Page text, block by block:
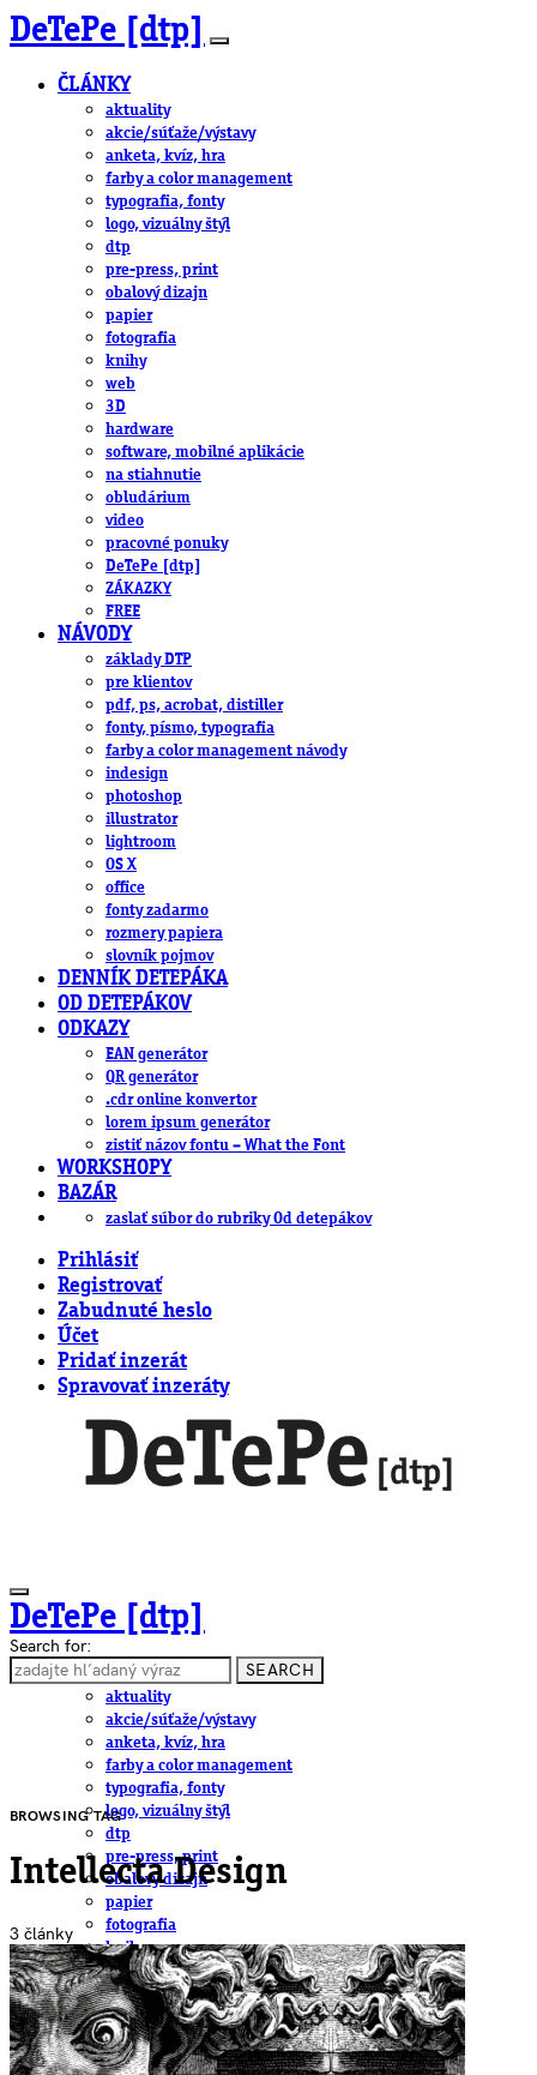
DeTePe [dtp]
ČLÁNKY
aktuality
akcie/súťaže/výstavy
anketa, kvíz, hra
farby a color management
typografia, fonty
logo, vizuálny štýl
dtp
pre-press, print
obalový dizajn
papier
fotografia
knihy
web
3D
hardware
software, mobilné aplikácie
na stiahnutie
obludárium
video
pracovné ponuky
DeTePe [dtp]
ZÁKAZKY
FREE
NÁVODY
základy DTP
pre klientov
pdf, ps, acrobat, distiller
fonty, písmo, typografia
farby a color management návody
indesign
photoshop
illustrator
lightroom
OS X
office
fonty zadarmo
rozmery papiera
slovník pojmov
DENNÍK DETEPÁKA
OD DETEPÁKOV
ODKAZY
EAN generátor
QR generátor
.cdr online konvertor
lorem ipsum generátor
zistiť názov fontu – What the Font
WORKSHOPY
BAZÁR
zaslať súbor do rubriky Od detepákov
Prihlásiť
Registrovať
Zabudnuté heslo
Účet
Pridať inzerát
Spravovať inzeráty
DeTePe [dtp]
ČLÁNKY
aktuality
akcie/súťaže/výstavy
anketa, kvíz, hra
farby a color management
typografia, fonty
logo, vizuálny štýl
dtp
pre-press, print
obalový dizajn
papier
fotografia
knihy
web
3D
hardware
software, mobilné aplikácie
na stiahnutie
Search for:
SEARCH
BROWSING TAG
Intellecta Design
3 články